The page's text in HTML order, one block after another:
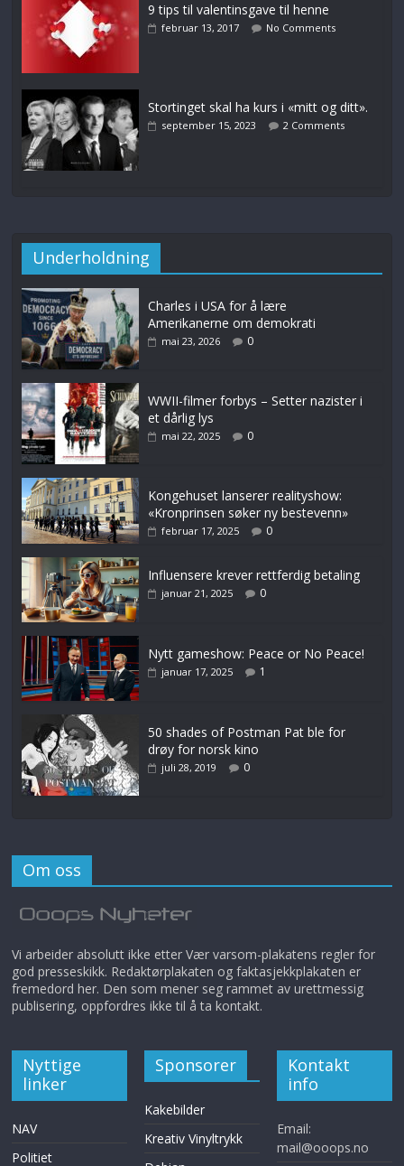
9 tips til valentinsgave til henne
februar 13, 2017 No Comments
Stortinget skal ha kurs i «mitt og ditt».
september 15, 2023 2 Comments
Underholdning
Charles i USA for å lære
Amerikanerne om demokrati
mai 23, 2026 0
WWII-filmer forbys – Setter nazister i
et dårlig lys
mai 22, 2025 0
Kongehuset lanserer realityshow:
«Kronprinsen søker ny bestevenn»
februar 17, 2025 0
Influensere krever rettferdig betaling
januar 21, 2025 0
Nytt gameshow: Peace or No Peace!
januar 17, 2025 1
50 shades of Postman Pat ble for
drøy for norsk kino
juli 28, 2019 0
Om oss
Vi arbeider absolutt ikke etter Vær varsom-plakatens regler for
god presseskikk. Redaktørplakaten og faktasjekkplakaten er
fremedord her. Den som mener seg rammet av urettmessig
publisering, oppfordres ikke til å ta kontakt.
Nyttige
linker
NAV
Politiet
Sponsorer
Kakebilder
Kreativ Vinyltrykk
Kontakt
info
Email:
mail@ooops.no